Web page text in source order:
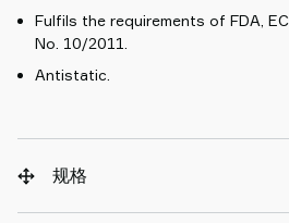
Fulfils the requirements of FDA,
No. 10/2011.
Antistatic.
规格